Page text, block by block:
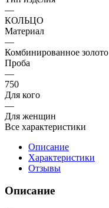
—
КОЛЬЦО
Материал
—
Комбинированное золото
Проба
—
750
Для кого
—
Для женщин
Все характеристики
Описание
Характеристики
Отзывы
Описание